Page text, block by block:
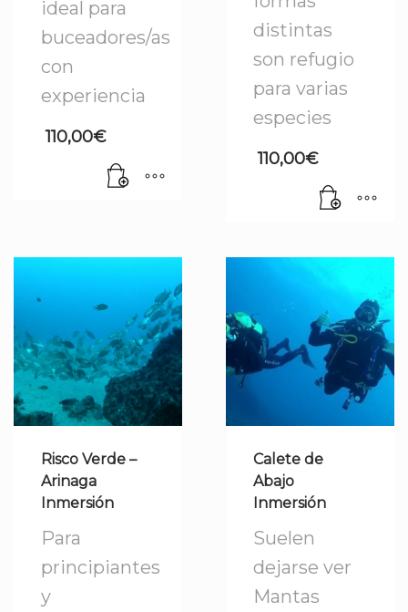
ideal para
buceadores/as
con
experiencia
110,00€
distintas
son refugio
para varias
especies
110,00€
Risco Verde –
Arinaga
Inmersión
Para
principiantes
y
Calete de
Abajo
Inmersión
Suelen
dejarse ver
Mantas